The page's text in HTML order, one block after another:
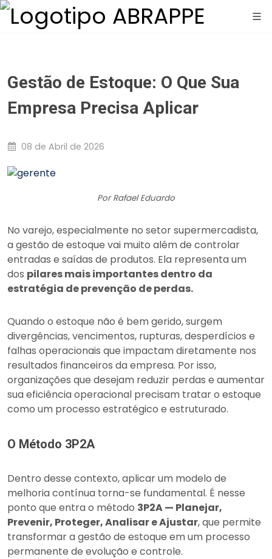
Gestão de Estoque: O Que Sua
Empresa Precisa Aplicar
08 de Abril de 2026
Por Rafael Eduardo
No varejo, especialmente no setor supermercadista,
a gestão de estoque vai muito além de controlar
entradas e saídas de produtos. Ela representa um
dos pilares mais importantes dentro da
estratégia de prevenção de perdas.
Quando o estoque não é bem gerido, surgem
divergências, vencimentos, rupturas, desperdícios e
falhas operacionais que impactam diretamente nos
resultados financeiros da empresa. Por isso,
organizações que desejam reduzir perdas e aumentar
sua eficiência operacional precisam tratar o estoque
como um processo estratégico e estruturado.
O Método 3P2A
Dentro desse contexto, aplicar um modelo de
melhoria contínua torna-se fundamental. É nesse
ponto que entra o método 3P2A — Planejar,
Prevenir, Proteger, Analisar e Ajustar, que permite
transformar a gestão de estoque em um processo
permanente de evolução e controle.